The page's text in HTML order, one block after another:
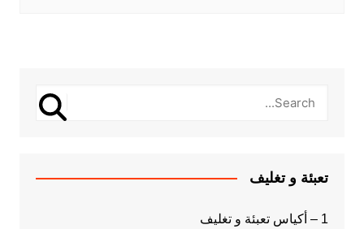
تعبئة و تغليف
1 – أكياس تعبئة و تغليف